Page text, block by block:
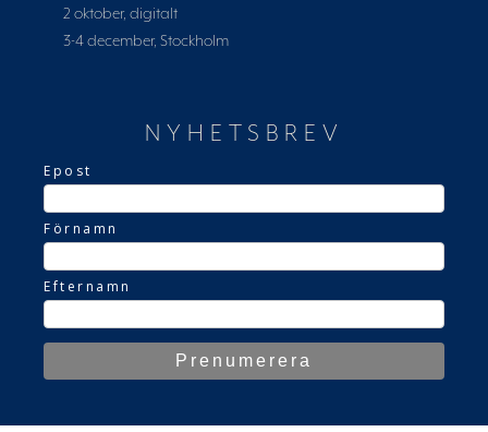
2 oktober, digitalt
3-4 december, Stockholm
NYHETSBREV
Epost
Förnamn
Efternamn